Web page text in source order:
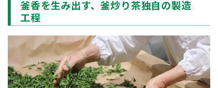
釜香を生み出す、釜炒り茶独自の製造
工程